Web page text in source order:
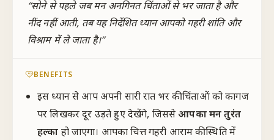
“सोने से पहले जब मन अनगिनत चिंताओं से भर जाता है और
नींद नहीं आती, तब यह निर्देशित ध्यान आपको गहरी शांति और
विश्राम में ले जाता है।”
BENEFITS
इस ध्यान से आप अपनी सारी रात भर की चिंताओं को कागज
पर लिखकर दूर उड़ते हुए देखेंगे, जिससेआपका मन तुरंत
हल्का हो जाएगा। आपका चित्त गहरी आराम की स्थिति में